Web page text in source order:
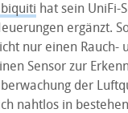
hat sein UniFi-
ergänzt.
nur einen Rauch-
Sensor zur
der
nahtlos in